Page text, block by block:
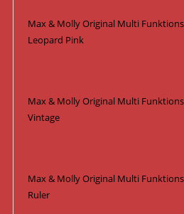
Max & Molly Original Multi
Leopard Pink
Max & Molly Original Multi
Vintage
Max & Molly Original Multi
Ruler